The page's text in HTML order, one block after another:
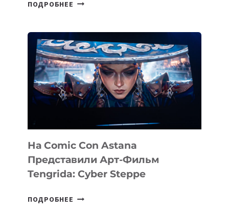
ПОДРОБНЕЕ
В
PERCEPTIS
—
AI-
ПЛАТФОРМУ
ДЛЯ
ИНДУСТРИИ
На Comic Con Astana
Представили Арт-Фильм
Tengrida: Cyber Steppe
ПОДРОБНЕЕ